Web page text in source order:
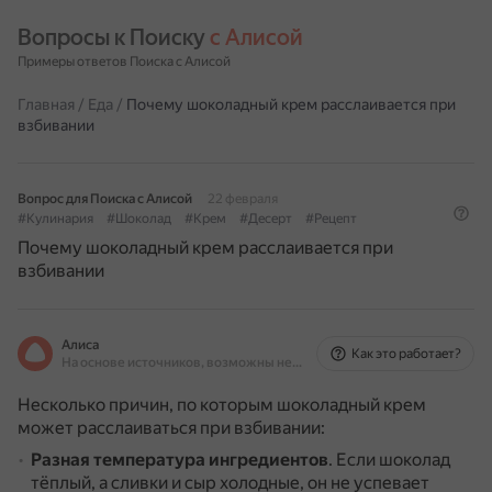
Вопросы к Поиску с Алисой
Примеры ответов Поиска с Алисой
Главная / Еда / Почему шоколадный крем расслаивается при
взбивании
Вопрос для Поиска с Алисой
22 февраля
#Кулинария
#Шоколад #Крем #Десерт #Рецепт
Почему шоколадный крем расслаивается при
взбивании
Алиса
На основе источников, возможны неточности
Как это работает?
Несколько причин, по которым шоколадный крем
может расслаиваться при взбивании:
Разная температура ингредиентов. Если шоколад
тёплый, а сливки и сыр холодные, он не успевает